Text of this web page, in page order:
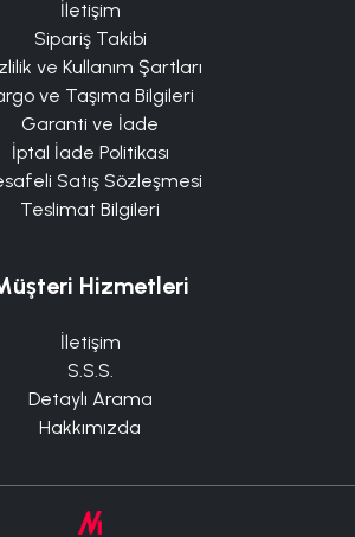
İletişim
Sipariş Takibi
ve Kullanım Şartları
ve Taşıma Bilgileri
Garanti ve İade
İptal İade Politikası
Satış Sözleşmesi
Teslimat Bilgileri
Hizmetleri
İletişim
S.S.S.
Detaylı Arama
Hakkımızda